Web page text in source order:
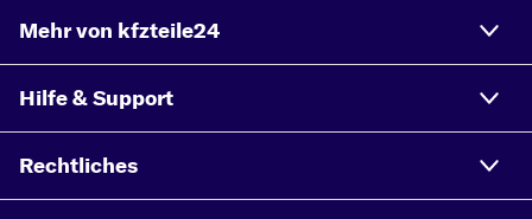
Mehr von kfzteile24
Hilfe & Support
Rechtliches